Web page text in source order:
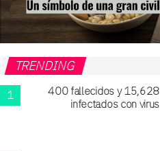
TRENDING
400 fallecidos y 15,628
infectados con virus